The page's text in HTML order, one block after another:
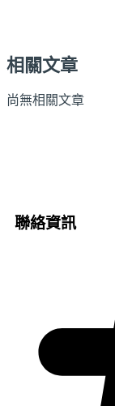
相關文章
尚無相關文章
聯絡資訊